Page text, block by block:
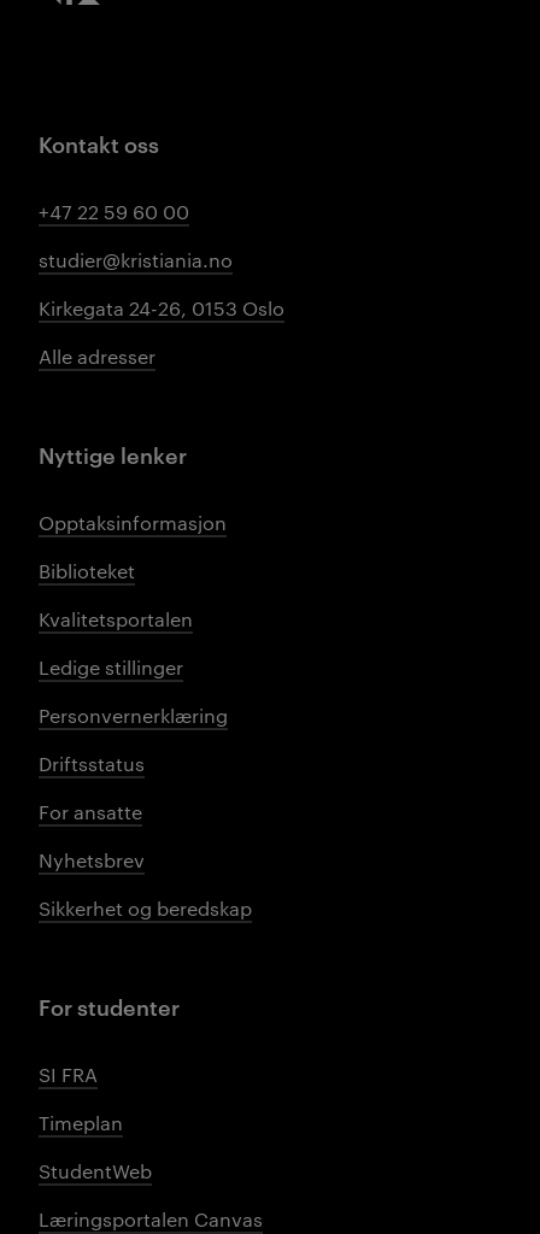
Kontakt oss
+47 22 59 60 00
studier@kristiania.no
Kirkegata 24-26, 0153 Oslo
Alle adresser
Nyttige lenker
Opptaksinformasjon
Biblioteket
Kvalitetsportalen
Ledige stillinger
Personvernerklæring
Driftsstatus
For ansatte
Nyhetsbrev
Sikkerhet og beredskap
For studenter
SI FRA
Timeplan
StudentWeb
Læringsportalen Canvas